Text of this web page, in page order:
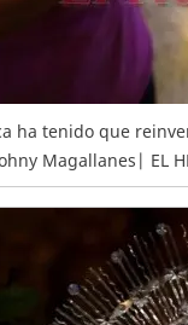
ha tenido que
Magallanes| EL